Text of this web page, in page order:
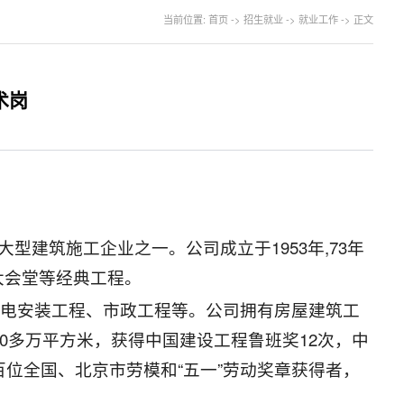
当前位置:首页->招生就业->就业工作-> 正文
岗
建筑施工企业之一。公司成立于1953年,73年
堂等经典工程。
安装工程、市政工程等。公司拥有房屋建筑工
万平方米，获得中国建设工程鲁班奖12次，中
全国、北京市劳模和“五一”劳动奖章获得者，